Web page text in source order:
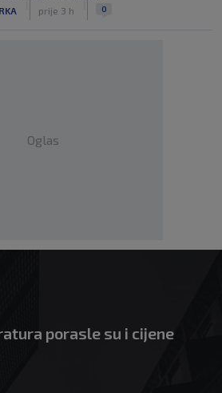
prije 3 h 0
Oglas
porasle su i cijene